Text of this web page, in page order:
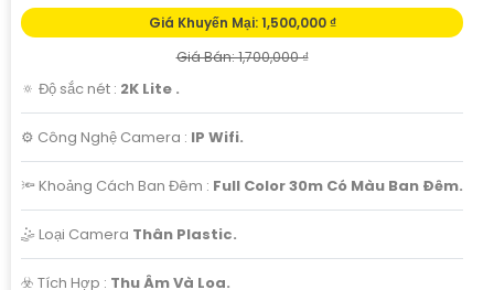
Giá Khuyến Mại: 1,500,000 ₫
Giá Bán: 1,700,000 ₫
🔅 Độ sắc nét : 2K Lite .
⚙ Công Nghệ Camera : IP Wifi.
🔦 Khoảng Cách Ban Đêm : Full Color 30m Có Màu Ban Ðêm.
🤹 Loại Camera Thân Plastic.
️☣️ Tích Hợp : Thu Âm Và Loa.